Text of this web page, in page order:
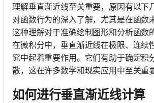
理解垂直渐近线至关重要，原因有以下
对函数行为的深入了解，尤其是在函数
这种理解对于准确绘制图形和分析函数
在微积分中，垂直渐近线在极限、连续
究中起着重要作用。它们有助于确定积
散，这在许多数学和现实应用中至关重
如何进行垂直渐近线计算